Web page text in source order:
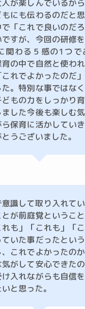
人が楽しんでいるか
にも伝わるのだと
「これで良いのだ
すが、今回の研修
関わる５感の1つで
の中で自然と使わ
れでよかったのだ
。特別な事ではな
もの力をしっかり
した今後も楽しむ
保育に活かしてい
うございました。
識して取り入れて
が前庭覚というこ
も」「これも」「
いた事だったとい
これでよかったの
気がして安心できた
け入れながらも自信
と思った。